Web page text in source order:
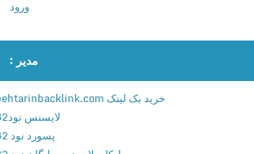
ب
ه
ص
مدیر :
خرید بک لینک behtarinbacklink.com
لایسنس نود32
پسورد نود 32